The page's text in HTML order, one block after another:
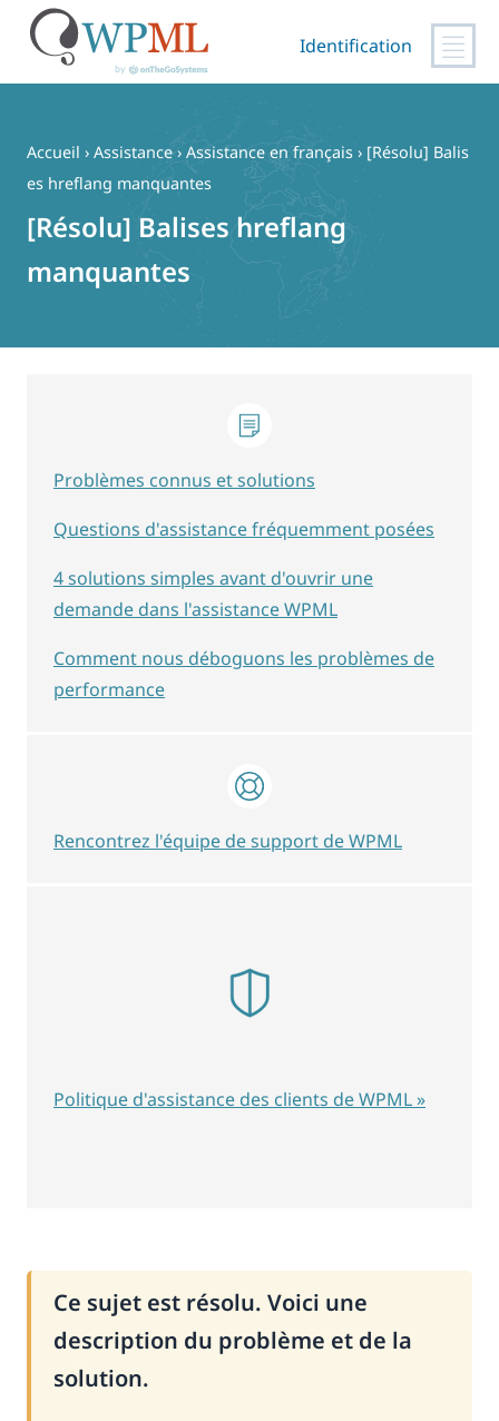
contenu
Identification
Accueil › Assistance › Assistance en français › [Résolu] Balis
es hreflang manquantes
[Résolu] Balises hreflang
manquantes
Ce sujet est résolu. Voici une
description du problème et de la
solution.
Problèmes connus et solutions
Questions d'assistance fréquemment posées
4 solutions simples avant d'ouvrir une
demande dans l'assistance WPML
Comment nous déboguons les problèmes de
performance
Rencontrez l'équipe de support de WPML
Politique d'assistance des clients de WPML »